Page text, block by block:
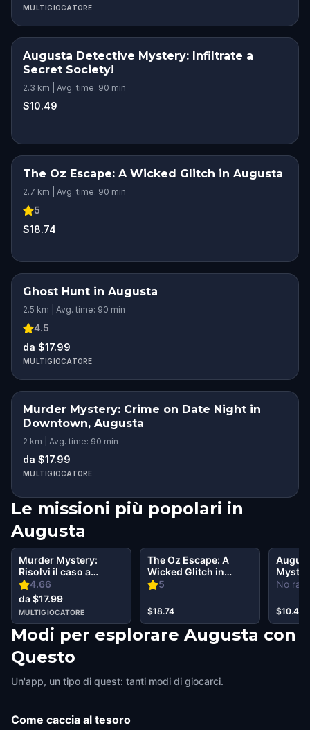
MULTIGIOCATORE
Augusta Detective Mystery: Infiltrate a
Secret Society!
2.3 km | Avg. time: 90 min
$10.49
The Oz Escape: A Wicked Glitch in Augusta
2.7 km | Avg. time: 90 min
5
$18.74
Ghost Hunt in Augusta
2.5 km | Avg. time: 90 min
4.5
da $17.99
MULTIGIOCATORE
Murder Mystery: Crime on Date Night in
Downtown, Augusta
2 km | Avg. time: 90 min
da $17.99
MULTIGIOCATORE
Le missioni più popolari in
Augusta
4.66
Murder Mystery:
Risolvi il caso a
Augusta
da $17.99
MULTIGIOCATORE
5
The Oz Escape: A
Wicked Glitch in
Augusta
$18.74
No
Secret
$10.49
Modi per esplorare Augusta con
Questo
Un'app, un tipo di quest: tanti modi di giocarci.
Come caccia al tesoro